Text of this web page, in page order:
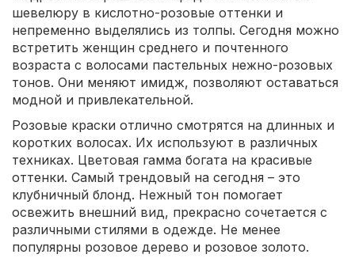
шевелюру в кислотно-розовые оттенки и
непременно выделялись из толпы. Сегодня можно
встретить женщин среднего и почтенного
возраста с волосами пастельных нежно-розовых
тонов. Они меняют имидж, позволяют оставаться
модной и привлекательной.
Розовые краски отлично смотрятся на длинных и
коротких волосах. Их используют в различных
техниках. Цветовая гамма богата на красивые
оттенки. Самый трендовый на сегодня – это
клубничный блонд. Нежный тон помогает
освежить внешний вид, прекрасно сочетается с
различными стилями в одежде. Не менее
популярны розовое дерево и розовое золото.